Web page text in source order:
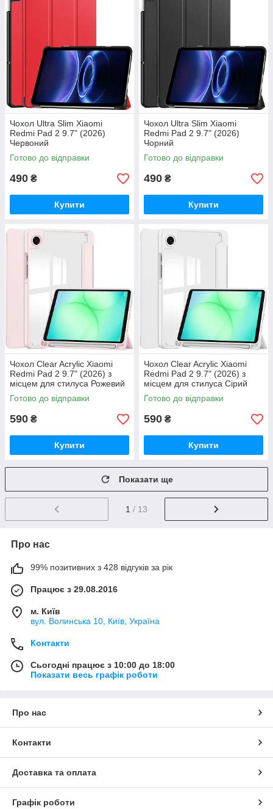
Чохол Ultra Slim Xiaomi
Redmi Pad 2 9.7" (2026)
Червоний
Готово до відправки
490 ₴
Купити
Чохол Ultra Slim Xiaomi
Redmi Pad 2 9.7" (2026)
Чорний
Готово до відправки
490 ₴
Купити
Чохол Clear Acrylic Xiaomi
Redmi Pad 2 9.7" (2026) з
місцем для стилуса Рожевий
Готово до відправки
590 ₴
Купити
Чохол Clear Acrylic Xiaomi
Redmi Pad 2 9.7" (2026) з
місцем для стилуса Сірий
Готово до відправки
590 ₴
Купити
Показати ще
1 / 13
Про нас
99% позитивних з 428 відгуків за рік
Працює з 29.08.2016
м. Київ
вул. Волинська 10, Київ, Україна
Контакти
Сьогодні працює з 10:00 до 18:00
Показати весь графік роботи
Про нас
Контакти
Доставка та оплата
Графік роботи